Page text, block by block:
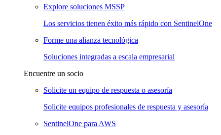
Explore soluciones MSSP
Los servicios tienen éxito más rápido con SentinelOne
Forme una alianza tecnológica
Soluciones integradas a escala empresarial
Encuentre un socio
Solicite un equipo de respuesta o asesoría
Solicite equipos profesionales de respuesta y asesoría
SentinelOne para AWS